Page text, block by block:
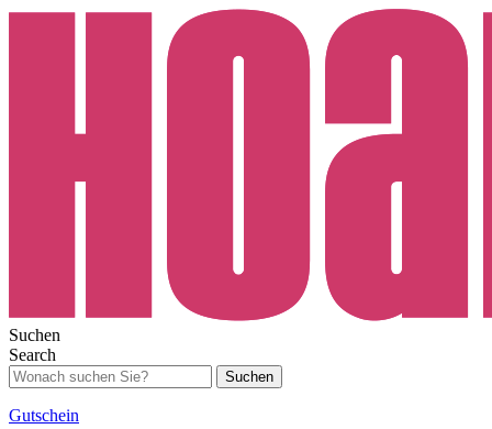
Suchen
Search
Suchen
Gutschein